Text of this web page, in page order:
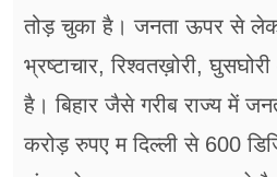
तोड़ चुका है। जनता ऊपर से
भ्रष्टाचार, रिश्वतख़ोरी,
है। बिहार जैसे गरीब राज्य में
करोड़ रुपए म दिल्ली से 600